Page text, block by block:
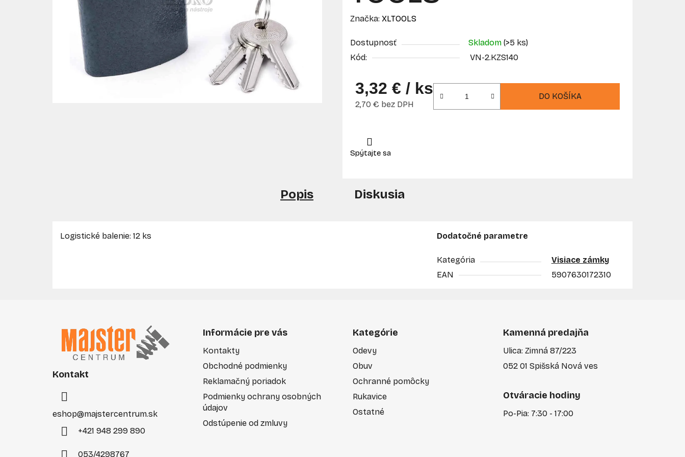
Značka: XLTOOLS
Dostupnosť Skladom (>5 ks)
Kód:
VN-2.KZS140
3,32 € / ks
2,70 € bez DPH
DO KOŠÍKA
Popis Diskusia
Logistické balenie: 12 ks Dodatočné parametre
Kategória
Visiace zámky
EAN
5907630172310
Kontakt
eshop@majstercentrum.sk
+421 948 299 890
053/4298767
Informácie pre vás
Kontakty
Obchodné podmienky
Reklamačný poriadok
Podmienky ochrany osobných
údajov
Odstúpenie od zmluvy
Kategórie
Odevy
Obuv
Ochranné pomôcky
Rukavice
Ostatné
Kamenná predajňa
Ulica: Zimná 87/223
052 01 Spišská Nová ves
Otváracie hodiny
Po-Pia: 7:30 - 17:00